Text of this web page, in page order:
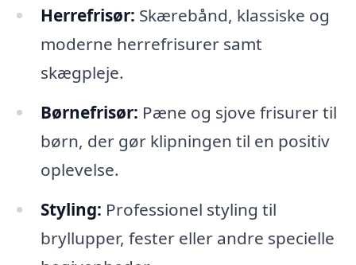
Herrefrisør: Skærebånd, klassiske og
moderne herrefrisurer samt
skægpleje.
Børnefrisør: Pæne og sjove frisurer til
børn, der gør klipningen til en positiv
oplevelse.
Styling: Professionel styling til
bryllupper, fester eller andre specielle